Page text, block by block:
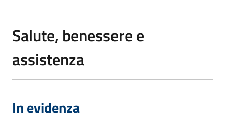
Salute, benessere e
assistenza
In evidenza